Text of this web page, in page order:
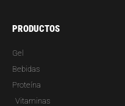
PRODUCTOS
Gel
Bebidas
Proteína
Vitaminas